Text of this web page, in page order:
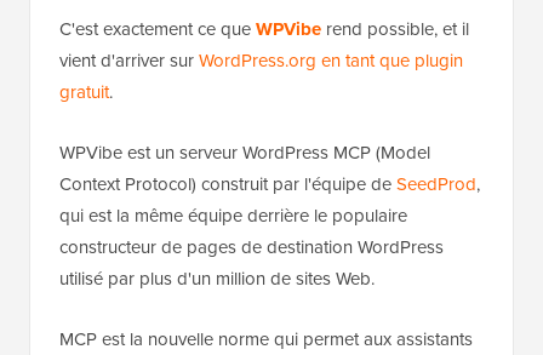
C'est exactement ce queWPVibe rend possible, et il
vient d'arriver surWordPress.org en tant que plugin
gratuit.
WPVibe est un serveur WordPress MCP (Model
Context Protocol) construit par l'équipe deSeedProd,
qui est la même équipe derrière le populaire
constructeur de pages de destination WordPress
utilisé par plus d'un million de sites Web.
MCP est la nouvelle norme qui permet aux assistants